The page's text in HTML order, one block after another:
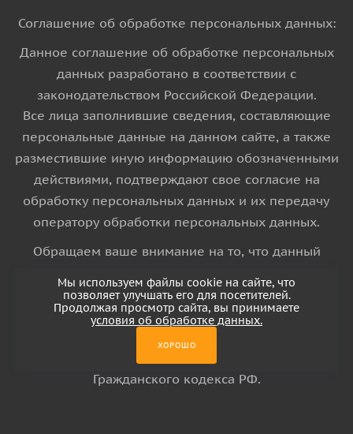
Соглашение об обработке персональных данных:
Данное соглашение об обработке персональных
данных разработано в соответствии с
законодательством Российской Федерации.
Все лица заполнившие сведения, составляющие
персональные данные на данном сайте, а также
разместившие иную информацию обозначенными
действиями, подтверждают свое согласие на
обработку персональных данных и их передачу
оператору обработки персональных данных.
Обращаем ваше внимание на то, что данный
информационный характер и ни при каких
условиях информационные материалы и цены,
Гражданского кодекса РФ.
Мы используем файлы cookie на сайте, что
позволяет улучшать его для посетителей.
Продолжая просмотр сайта, вы принимаете
условия об обработке данных.
ХОРОШО